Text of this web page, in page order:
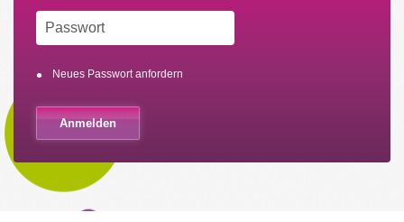
Neues Passwort anfordern